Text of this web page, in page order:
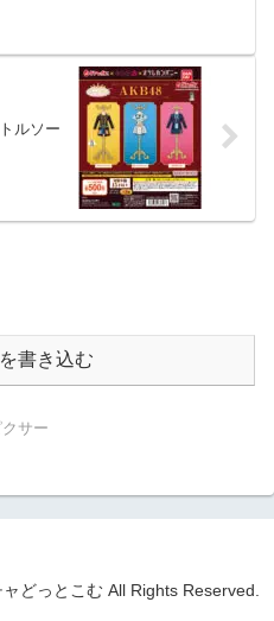
ルソー
書き込む
サー
どっとこむ All Rights Reserved.